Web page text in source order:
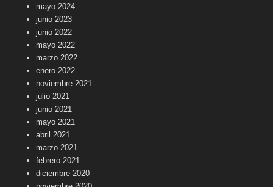
mayo 2024
junio 2023
junio 2022
mayo 2022
marzo 2022
enero 2022
noviembre 2021
julio 2021
junio 2021
mayo 2021
abril 2021
marzo 2021
febrero 2021
diciembre 2020